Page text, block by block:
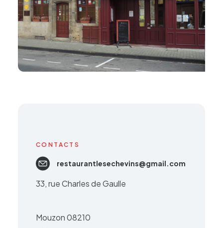
CONTACTS
restaurantlesechevins@gmail.com
33, rue Charles de Gaulle
Mouzon 08210